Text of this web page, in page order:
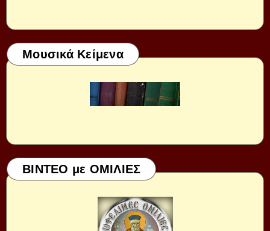
Μουσικά Κείμενα
ΒΙΝΤΕΟ με ΟΜΙΛΙΕΣ